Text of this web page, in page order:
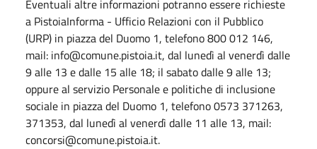
Eventuali altre informazioni potranno essere richieste
a PistoiaInforma - Ufficio Relazioni con il Pubblico
(URP) in piazza del Duomo 1, telefono 800 012 146,
mail: info@comune.pistoia.it, dal lunedì al venerdì dalle
9 alle 13 e dalle 15 alle 18; il sabato dalle 9 alle 13;
oppure al servizio Personale e politiche di inclusione
sociale in piazza del Duomo 1, telefono 0573 371263,
371353, dal lunedì al venerdì dalle 11 alle 13, mail:
concorsi@comune.pistoia.it.